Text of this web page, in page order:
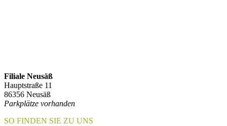
Filiale Neusäß
Hauptstraße 11
86356 Neusäß
Parkplätze vorhanden
SO FINDEN SIE ZU UNS